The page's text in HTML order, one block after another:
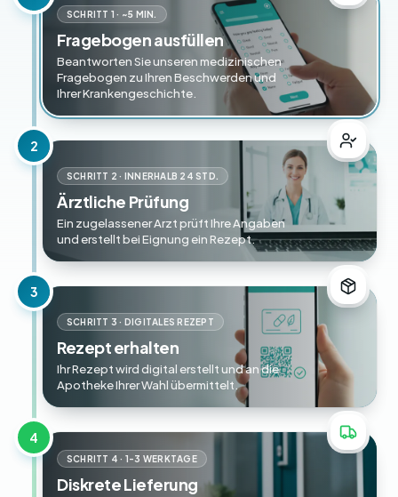
SCHRITT 1 · ~5 MIN.
Fragebogen ausfüllen
Beantworten Sie unseren medizinischen
Fragebogen zu Ihren Beschwerden und
Ihrer Krankengeschichte.
2
SCHRITT 2 · INNERHALB 24 STD.
Ärztliche Prüfung
Ein zugelassener Arzt prüft Ihre Angaben
und erstellt bei Eignung ein Rezept.
3
SCHRITT 3 · DIGITALES REZEPT
Rezept erhalten
Ihr Rezept wird digital erstellt und an die
Apotheke Ihrer Wahl übermittelt.
4
SCHRITT 4 · 1-3 WERKTAGE
Diskrete Lieferung